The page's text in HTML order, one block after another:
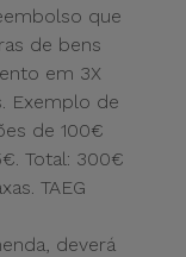
que
de bens
em 3X
Exemplo de
de 100€
. Total: 300€
TAEG
deverá